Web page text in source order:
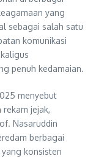
yang
sebagai salah satu
komunikasi
penuh kedamaian.
menyebut
jejak,
Nasaruddin
berbagai
konsisten